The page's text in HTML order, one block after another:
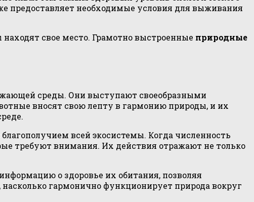
предоставляет необходимые условия для выживания
свое место. Грамотно выстроенные природные
среды. Они выступают своеобразными
вносят свою лепту в гармонию природы, и их
всей экосистемы. Когда численность
требуют внимания. Их действия отражают не только
о здоровье их обитания, позволяя
гармонично функционирует природа вокруг